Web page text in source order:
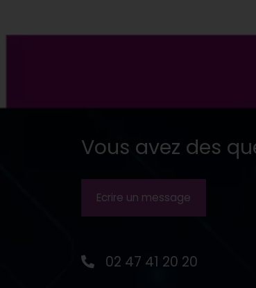
Vous avez des
Ecrire un message
02 47 41 20 20